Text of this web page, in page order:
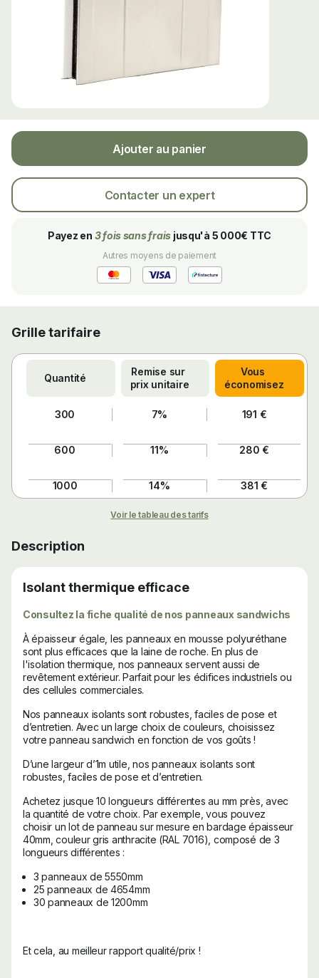
Contacter un expert
Ajouter au panier
Payez en 3 fois sans frais jusqu'à 5 000€ TTC
Autres moyens de paiement
Grille tarifaire
Quantité
Remise sur
prix unitaire
Vous
économisez
300 7% 191 €
600 11% 280 €
1000 14% 381 €
Voir le tableau des tarifs
Description
Isolant thermique efficace
Consultez la fiche qualité de nos panneaux sandwichs
À épaisseur égale, les panneaux en mousse polyuréthane
sont plus efficaces que la laine de roche. En plus de
l'isolation thermique, nos panneaux servent aussi de
revêtement extérieur. Parfait pour les édifices industriels ou
des cellules commerciales.
Nos panneaux isolants sont robustes, faciles de pose et
d’entretien. Avec un large choix de couleurs, choisissez
votre panneau sandwich en fonction de vos goûts !
D’une largeur d’1m utile, nos panneaux isolants sont
robustes, faciles de pose et d’entretien.
Achetez jusque 10 longueurs différentes au mm près, avec
la quantité de votre choix. Par exemple, vous pouvez
choisir un lot de panneau sur mesure en bardage épaisseur
40mm, couleur gris anthracite (RAL 7016), composé de 3
longueurs différentes :
3 panneaux de 5550mm
25 panneaux de 4654mm
30 panneaux de 1200mm
Et cela, au meilleur rapport qualité/prix !